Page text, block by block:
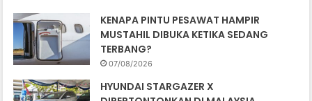
KENAPA PINTU PESAWAT HAMPIR
MUSTAHIL DIBUKA KETIKA SEDANG
TERBANG?
07/08/2026
HYUNDAI STARGAZER X